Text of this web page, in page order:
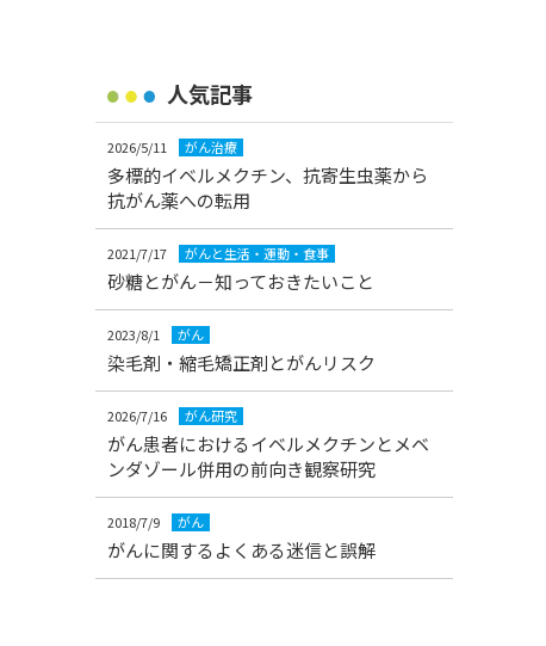
人気記事
2026/5/11 がん治療
多標的イベルメクチン、抗寄生虫薬から
抗がん薬への転用
2021/7/17 がんと生活・運動・食事
砂糖とがん－知っておきたいこと
2023/8/1 がん
染毛剤・縮毛矯正剤とがんリスク
2026/7/16 がん研究
がん患者におけるイベルメクチンとメベ
ンダゾール併用の前向き観察研究
2018/7/9 がん
がんに関するよくある迷信と誤解